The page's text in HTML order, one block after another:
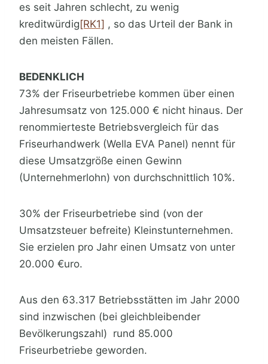
es seit Jahren schlecht, zu wenig
kreditwürdig [RK1] , so das Urteil der Bank in
den meisten Fällen.
BEDENKLICH
73% der Friseurbetriebe kommen über einen
Jahresumsatz von 125.000 € nicht hinaus. Der
renommierteste Betriebsvergleich für das
Friseurhandwerk (Wella EVA Panel) nennt für
diese Umsatzgröße einen Gewinn
(Unternehmerlohn) von durchschnittlich 10%.
30% der Friseurbetriebe sind (von der
Umsatzsteuer befreite) Kleinstunternehmen.
Sie erzielen pro Jahr einen Umsatz von unter
20.000 €uro.
Aus den 63.317 Betriebsstätten im Jahr 2000
sind inzwischen (bei gleichbleibender
Bevölkerungszahl) rund 85.000
Friseurbetriebe geworden.